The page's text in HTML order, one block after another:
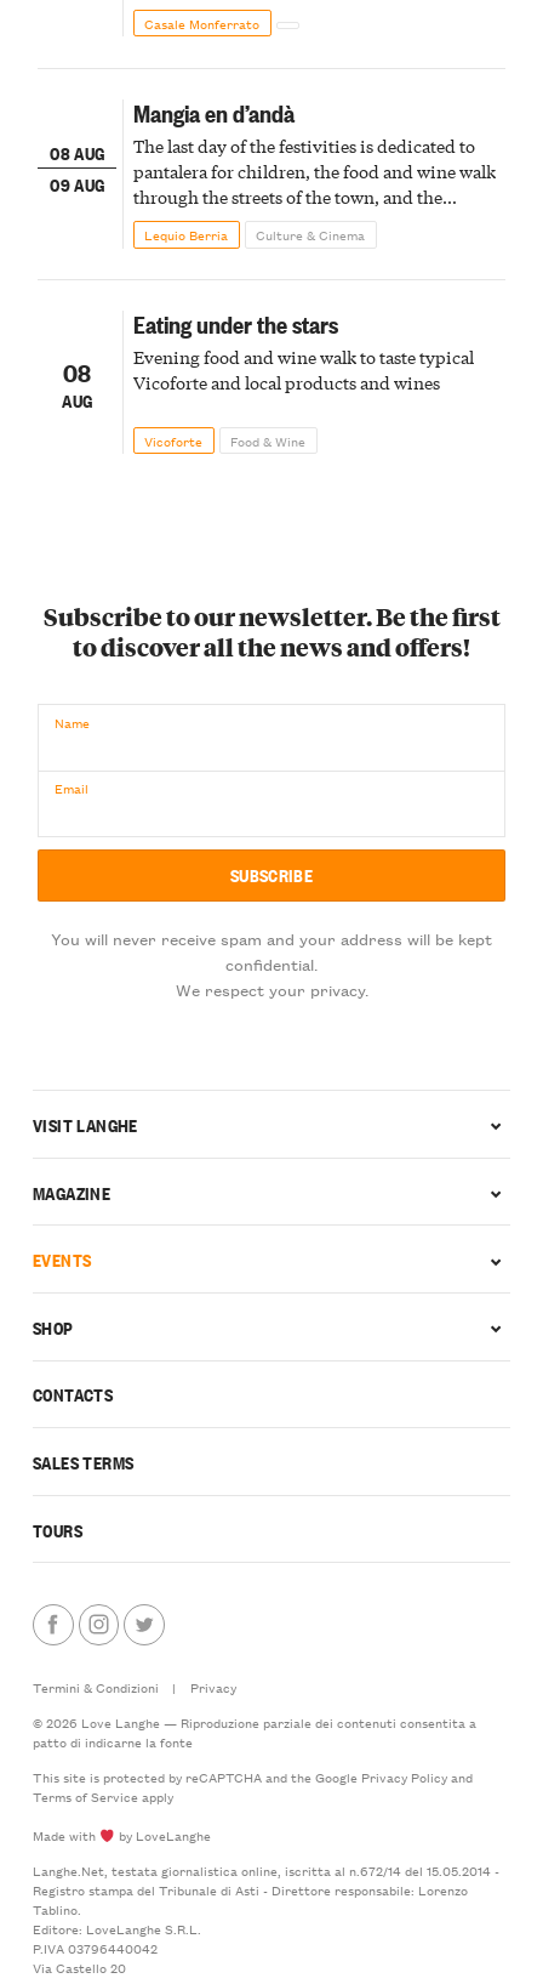
Casale Monferrato
08 AUG
09 AUG
Mangia en d’andà
The last day of the festivities is dedicated to
pantalera for children, the food and wine walk
through the streets of the town, and the
fireworks finale
Lequio Berria Culture & Cinema
08
AUG
Eating under the stars
Evening food and wine walk to taste typical
Vicoforte and local products and wines
Vicoforte Food & Wine
Subscribe to our newsletter. Be the first
to discover all the news and offers!
Name
Email
You will never receive spam and your address will be kept
confidential.
We respect your privacy.
CONTACTS
SALES TERMS
TOURS
VISIT LANGHE
MAGAZINE
EVENTS
SHOP
Termini & Condizioni |
Privacy
© 2026 Love Langhe — Riproduzione parziale dei contenuti consentita a
patto di indicarne la fonte
This site is protected by reCAPTCHA and the Google Privacy Policyand
Terms of Serviceapply
Made with
by LoveLanghe
Langhe.Net, testata giornalistica online, iscritta al n.672/14 del 15.05.2014 -
Registro stampa del Tribunale di Asti - Direttore responsabile: Lorenzo
Tablino.
Editore: LoveLanghe S.R.L.
P.IVA 03796440042
Via Castello 20